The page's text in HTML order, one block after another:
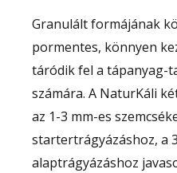
Granulált formájának
pormentes, könnyen
táródik fel a tápanyag-
számára. A NaturKáli
az 1-3 mm-es
startertrágyázáshoz, a
alaptrágyázáshoz